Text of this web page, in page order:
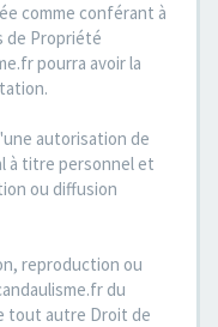
comme conférant à
de Propriété
pourra avoir la
autorisation de
à titre personnel et
ou diffusion
reproduction ou
du
tout autre Droit de